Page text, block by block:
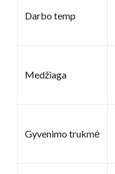
Darbo temp
Medžiaga
Gyvenimo trukmė